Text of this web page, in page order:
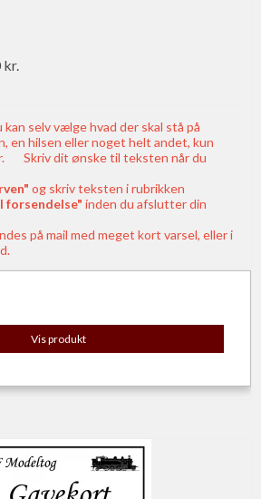
kan selv vælge hvad der skal stå på
en hilsen eller noget helt andet, kun
Skriv dit ønske til teksten når du
og skriv teksten i rubrikken
forsendelse" inden du afslutter din
på mail med meget kort varsel, eller i
Vis produkt